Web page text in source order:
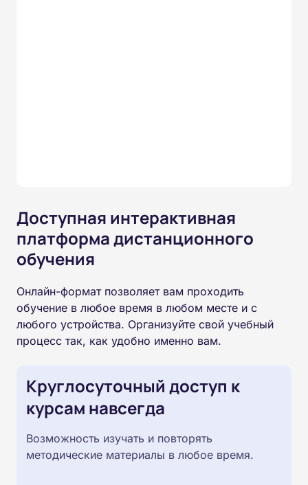
Доступная интерактивная
платформа дистанционного
обучения
Онлайн-формат позволяет вам проходить
обучение в любое время в любом месте и с
любого устройства. Организуйте свой учебный
процесс так, как удобно именно вам.
Круглосуточный доступ к
курсам навсегда
Возможность изучать и повторять
методические материалы в любое время.